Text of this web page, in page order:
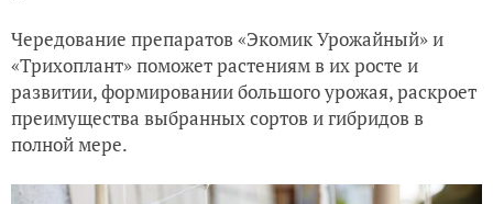
Чередование препаратов «Экомик Урожайный» и
«Трихоплант» поможет растениям в их росте и
развитии, формировании большого урожая, раскроет
преимущества выбранных сортов и гибридов в
полной мере.